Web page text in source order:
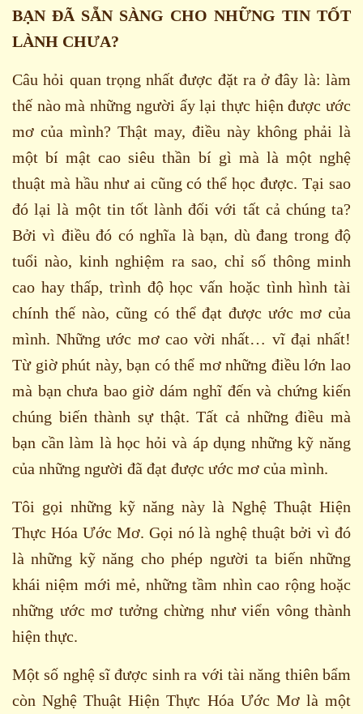
BẠN ĐÃ SẴN SÀNG CHO NHỮNG TIN TỐT
LÀNH CHƯA?
Câu hỏi quan trọng nhất được đặt ra ở đây là: làm
thế nào mà những người ấy lại thực hiện được ước
mơ của mình? Thật may, điều này không phải là
một bí mật cao siêu thần bí gì mà là một nghệ
thuật mà hầu như ai cũng có thể học được. Tại sao
đó lại là một tin tốt lành đối với tất cả chúng ta?
Bởi vì điều đó có nghĩa là bạn, dù đang trong độ
tuổi nào, kinh nghiệm ra sao, chỉ số thông minh
cao hay thấp, trình độ học vấn hoặc tình hình tài
chính thế nào, cũng có thể đạt được ước mơ của
mình. Những ước mơ cao vời nhất… vĩ đại nhất!
Từ giờ phút này, bạn có thể mơ những điều lớn lao
mà bạn chưa bao giờ dám nghĩ đến và chứng kiến
chúng biến thành sự thật. Tất cả những điều mà
bạn cần làm là học hỏi và áp dụng những kỹ năng
của những người đã đạt được ước mơ của mình.
Tôi gọi những kỹ năng này là Nghệ Thuật Hiện
Thực Hóa Ước Mơ. Gọi nó là nghệ thuật bởi vì đó
là những kỹ năng cho phép người ta biến những
khái niệm mới mẻ, những tầm nhìn cao rộng hoặc
những ước mơ tưởng chừng như viển vông thành
hiện thực.
Một số nghệ sĩ được sinh ra với tài năng thiên bẩm
còn Nghệ Thuật Hiện Thực Hóa Ước Mơ là một